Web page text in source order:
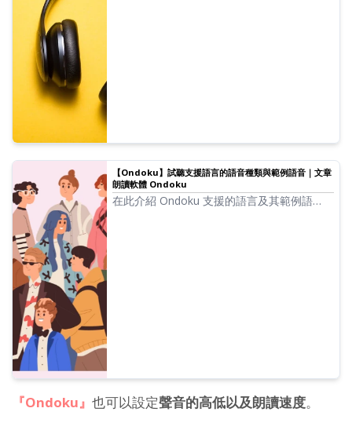
【Ondoku】試聽支援語言的語音種類與範例語音｜文章
朗讀軟體 Ondoku
在此介紹 Ondoku 支援的語言及其範例語
『Ondoku』 也可以設定聲音的高低以及朗讀速度。